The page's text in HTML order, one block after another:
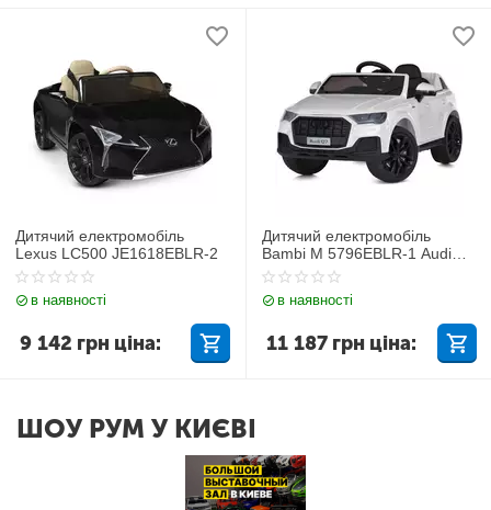
Дитячий електромобіль
Lexus LC500 JE1618EBLR-2
в наявності
9 142 грн ціна:
Дитячий електромобіль
Bambi M 5796EBLR-1 Audi
Q7
в наявності
11 187 грн ціна:
ШОУ РУМ У КИЄВІ